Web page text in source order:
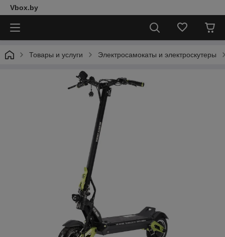
Vbox.by
Товары и услуги Электросамокаты и электроскутеры